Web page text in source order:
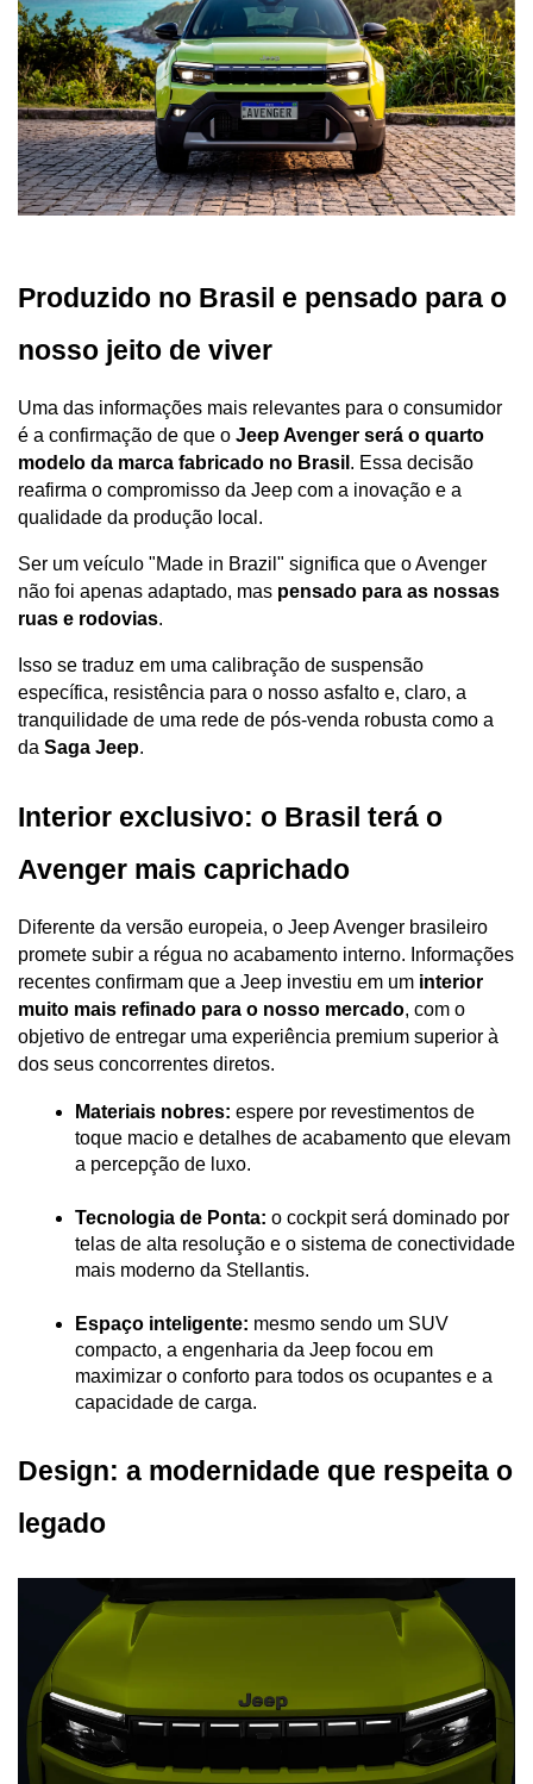
Produzido no Brasil e pensado para o
nosso jeito de viver
Uma das informações mais relevantes para o consumidor
é a confirmação de que o Jeep Avenger será o quarto
modelo da marca fabricado no Brasil . Essa decisão
reafirma o compromisso da Jeep com a inovação e a
qualidade da produção local.
Ser um veículo "Made in Brazil" significa que o Avenger
não foi apenas adaptado, mas pensado para as nossas
ruas e rodovias.
Isso se traduz em uma calibração de suspensão
específica, resistência para o nosso asfalto e, claro, a
tranquilidade de uma rede de pós-venda robusta como a
da Saga Jeep.
Interior exclusivo: o Brasil terá o
Avenger mais caprichado
Diferente da versão europeia, o Jeep Avenger brasileiro
promete subir a régua no acabamento interno. Informações
recentes confirmam que a Jeep investiu em um interior
muito mais refinado para o nosso mercado, com o
objetivo de entregar uma experiência premium superior à
dos seus concorrentes diretos.
Materiais nobres: espere por revestimentos de
toque macio e detalhes de acabamento que elevam
a percepção de luxo.
Tecnologia de Ponta: o cockpit será dominado por
telas de alta resolução e o sistema de conectividade
mais moderno da Stellantis.
Espaço inteligente: mesmo sendo um SUV
compacto, a engenharia da Jeep focou em
maximizar o conforto para todos os ocupantes e a
capacidade de carga.
Design: a modernidade que respeita o
legado